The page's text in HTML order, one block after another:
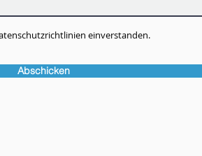
einverstanden.
Abschicken